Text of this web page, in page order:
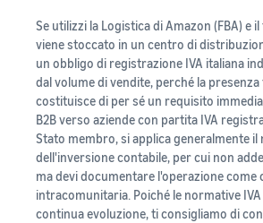
Se utilizzi la Logistica di Amazon (FBA) e
viene stoccato in un centro di
un obbligo di registrazione IVA italiana
dal volume di vendite, perché la
costituisce di per sé un requisito
B2B verso aziende con partita IVA
Stato membro, si applica generalmente il
dell'inversione contabile, per cui non
ma devi documentare l'operazione come
intracomunitaria. Poiché le normative
continua evoluzione, ti consigliamo di